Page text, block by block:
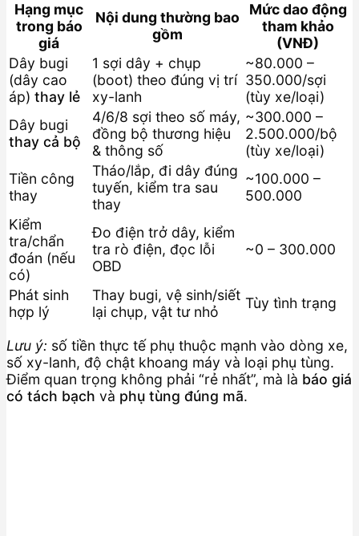
Hạng mục
trong báo
giá
Nội dung thường bao
gồm
Mức dao động
tham khảo
(VNĐ)
Dây bugi
(dây cao
áp) thay lẻ
1 sợi dây + chụp
(boot) theo đúng vị trí
xy-lanh
~80.000 –
350.000/sợi
(tùy xe/loại)
Dây bugi
thay cả bộ
4/6/8 sợi theo số máy,
đồng bộ thương hiệu
& thông số
~300.000 –
2.500.000/bộ
(tùy xe/loại)
Tiền công
thay
Tháo/lắp, đi dây đúng
tuyến, kiểm tra sau
thay
~100.000 –
500.000
Kiểm
tra/chẩn
đoán (nếu
có)
Đo điện trở dây, kiểm
tra rò điện, đọc lỗi
OBD
~0 – 300.000
Phát sinh
hợp lý
Thay bugi, vệ sinh/siết
lại chụp, vật tư nhỏ
Tùy tình trạng
Lưu ý: số tiền thực tế phụ thuộc mạnh vào dòng xe,
số xy-lanh, độ chật khoang máy và loại phụ tùng.
Điểm quan trọng không phải “rẻ nhất”, mà là báo giá
có tách bạch và phụ tùng đúng mã.